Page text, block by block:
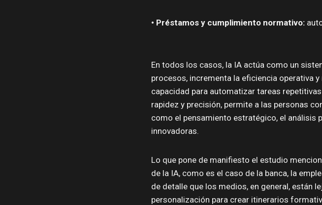
• Préstamos y cumplimiento normativo:
En todos los casos, la IA actúa como un
procesos, incrementa la eficiencia operativa
capacidad para automatizar tareas
rapidez y precisión, permite a las personas
como el pensamiento estratégico, el análisis
innovadoras.
Lo que pone de manifiesto el estudio
de la IA, como es el caso de la banca, la
de detalle que los medios, en general, están
personalización para crear itinerarios